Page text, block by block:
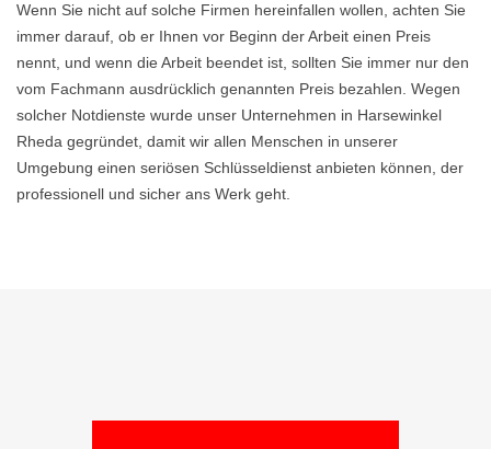
Wenn Sie nicht auf solche Firmen hereinfallen wollen, achten Sie
immer darauf, ob er Ihnen vor Beginn der Arbeit einen Preis
nennt, und wenn die Arbeit beendet ist, sollten Sie immer nur den
vom Fachmann ausdrücklich genannten Preis bezahlen. Wegen
solcher Notdienste wurde unser Unternehmen in Harsewinkel
Rheda gegründet, damit wir allen Menschen in unserer
Umgebung einen seriösen Schlüsseldienst anbieten können, der
professionell und sicher ans Werk geht.